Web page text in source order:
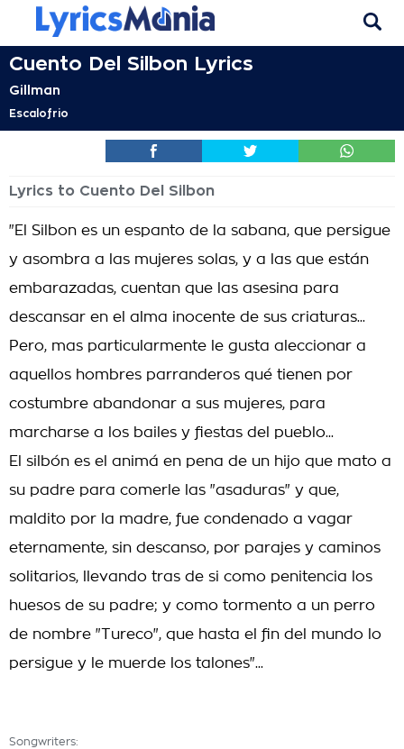
Cuento Del Silbon Lyrics
Gillman
Escalofrio
Lyrics to Cuento Del Silbon
"El Silbon es un espanto de la sabana, que persigue
y asombra a las mujeres solas, y a las que están
embarazadas, cuentan que las asesina para
descansar en el alma inocente de sus criaturas...
Pero, mas particularmente le gusta aleccionar a
aquellos hombres parranderos qué tienen por
costumbre abandonar a sus mujeres, para
marcharse a los bailes y fiestas del pueblo...
El silbón es el animá en pena de un hijo que mato a
su padre para comerle las "asaduras" y que,
maldito por la madre, fue condenado a vagar
eternamente, sin descanso, por parajes y caminos
solitarios, llevando tras de si como penitencia los
huesos de su padre; y como tormento a un perro
de nombre "Tureco", que hasta el fin del mundo lo
persigue y le muerde los talones"...
Songwriters: